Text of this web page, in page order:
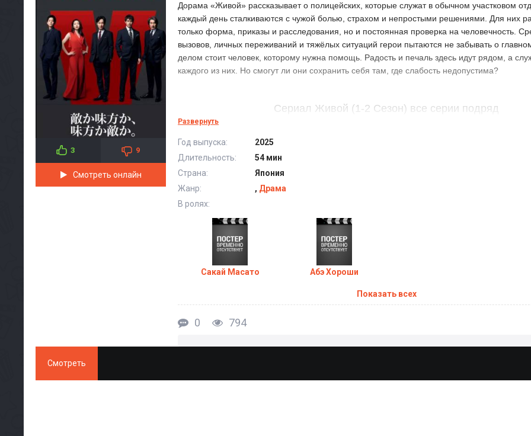
3 9
Смотреть онлайн
Дорама «Живой» рассказывает о полицейских, которые служат в обычном участковом
каждый день сталкиваются с чужой болью, страхом и непростыми решениями. Для них
только форма, приказы и расследования, но и постоянная проверка на человечность.
вызовов, личных переживаний и тяжёлых ситуаций герои пытаются не забывать о
делом стоит человек, которому нужна помощь. Радость и печаль здесь идут рядом, а
каждого из них. Но смогут ли они сохранить себя там, где слабость недопустима?
Сериал Живой (1-2 Сезон) все серии подряд
Развернуть
Год выпуска:
2025
Длительность:
54 мин
Страна:
Япония
Жанр:
, Драма
В ролях:
Сакай Масато Абэ Хороши
Показать всех
0 794
Смотреть